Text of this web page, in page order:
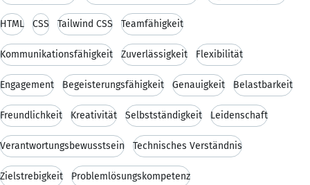
HTML CSS Tailwind CSS Teamfähigkeit
Kommunikationsfähigkeit Zuverlässigkeit Flexibilität
Engagement Begeisterungsfähigkeit Genauigkeit Belastbarkeit
Freundlichkeit Kreativität Selbstständigkeit Leidenschaft
Verantwortungsbewusstsein Technisches Verständnis
Zielstrebigkeit Problemlösungskompetenz